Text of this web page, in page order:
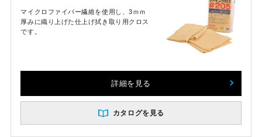
マイクロファイバー繊維を使用し、3ｍｍ
厚みに織り上げた仕上げ拭き取り用クロス
です。
詳細を見る
カタログを見る